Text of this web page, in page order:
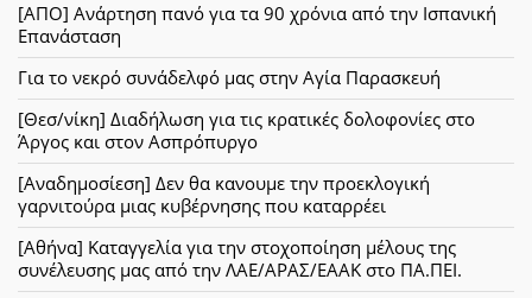
[ΑΠΟ] Ανάρτηση πανό για τα 90 χρόνια από την Ισπανική
Επανάσταση
Για το νεκρό συνάδελφό μας στην Αγία Παρασκευή
[Θεσ/νίκη] Διαδήλωση για τις κρατικές δολοφονίες στο
Άργος και στον Ασπρόπυργο
[Αναδημοσίεση] Δεν θα κανουμε την προεκλογική
γαρνιτούρα μιας κυβέρνησης που καταρρέει
[Αθήνα] Καταγγελία για την στοχοποίηση μέλους της
συνέλευσης μας από την ΛΑΕ/ΑΡΑΣ/ΕΑΑΚ στο ΠΑ.ΠΕΙ.